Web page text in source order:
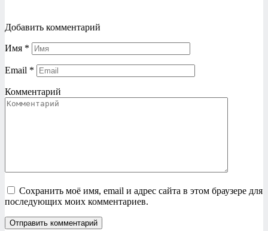
Добавить комментарий
Имя *
Email *
Комментарий
Сохранить моё имя, email и адрес сайта в этом браузере для
последующих моих комментариев.